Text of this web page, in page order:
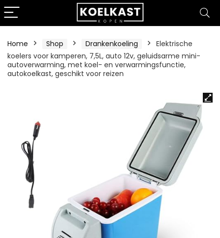
Home Shop Drankenkoeling
Elektrische
koelers voor kamperen, 7,5L, auto 12v, geluidsarme mini-
autoverwarming, met koel- en verwarmingsfunctie,
autokoelkast, geschikt voor reizen